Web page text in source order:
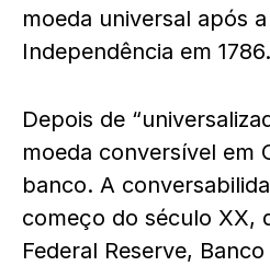
moeda universal após
Independência em 1786.
Depois de
moeda conversível em
banco. A
começo do século XX,
Federal Reserve,